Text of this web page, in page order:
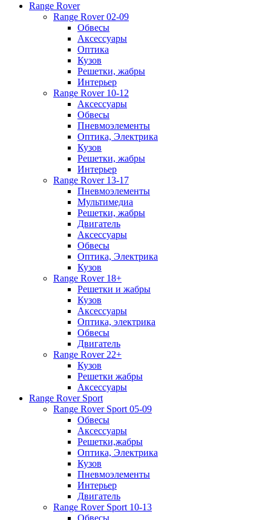
Range Rover
Range Rover 02-09
Обвесы
Аксессуары
Оптика
Кузов
Решетки, жабры
Интерьер
Range Rover 10-12
Аксессуары
Обвесы
Пневмоэлементы
Оптика, Электрика
Кузов
Решетки, жабры
Интерьер
Range Rover 13-17
Пневмоэлементы
Мультимедиа
Решетки, жабры
Двигатель
Аксессуары
Обвесы
Оптика, Электрика
Кузов
Range Rover 18+
Решетки и жабры
Кузов
Аксессуары
Оптика, электрика
Обвесы
Двигатель
Range Rover 22+
Кузов
Решетки жабры
Аксессуары
Range Rover Sport
Range Rover Sport 05-09
Обвесы
Аксессуары
Решетки,жабры
Оптика, Электрика
Кузов
Пневмоэлементы
Интерьер
Двигатель
Range Rover Sport 10-13